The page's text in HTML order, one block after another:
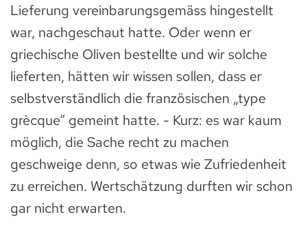
Lieferung vereinbarungsgemäss hingestellt
war, nachgeschaut hatte. Oder wenn er
griechische Oliven bestellte und wir solche
lieferten, hätten wir wissen sollen, dass er
selbstverständlich die französischen „type
grècque“ gemeint hatte. - Kurz: es war kaum
möglich, die Sache recht zu machen
geschweige denn, so etwas wie Zufriedenheit
zu erreichen. Wertschätzung durften wir schon
gar nicht erwarten.